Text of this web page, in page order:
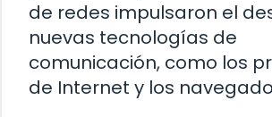
de redes impulsaron el
nuevas tecnologías de
comunicación, como los
de Internet y los